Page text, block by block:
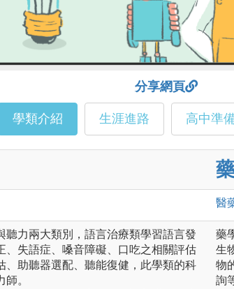
分享網頁
學類介紹 生涯進路 高中準
醫
聽力兩大類別，語言治療類學習語言發
、失語症、嗓音障礙、口吃之相關評估
、助聽器選配、聽能復健，此學類的科
。
藥
生
物
詢